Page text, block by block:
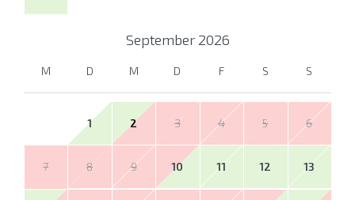
September 2026
M D M D F S S
1 2 3 4 5 6
7 8 9 10 11 12 13